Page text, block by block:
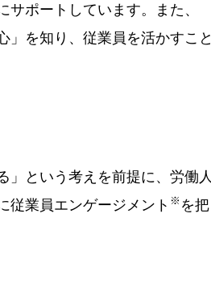
ポートしています。また、
」を知り、従業員を活かすこと
」という考えを前提に、労働人
従業員エンゲージメント ※ を把